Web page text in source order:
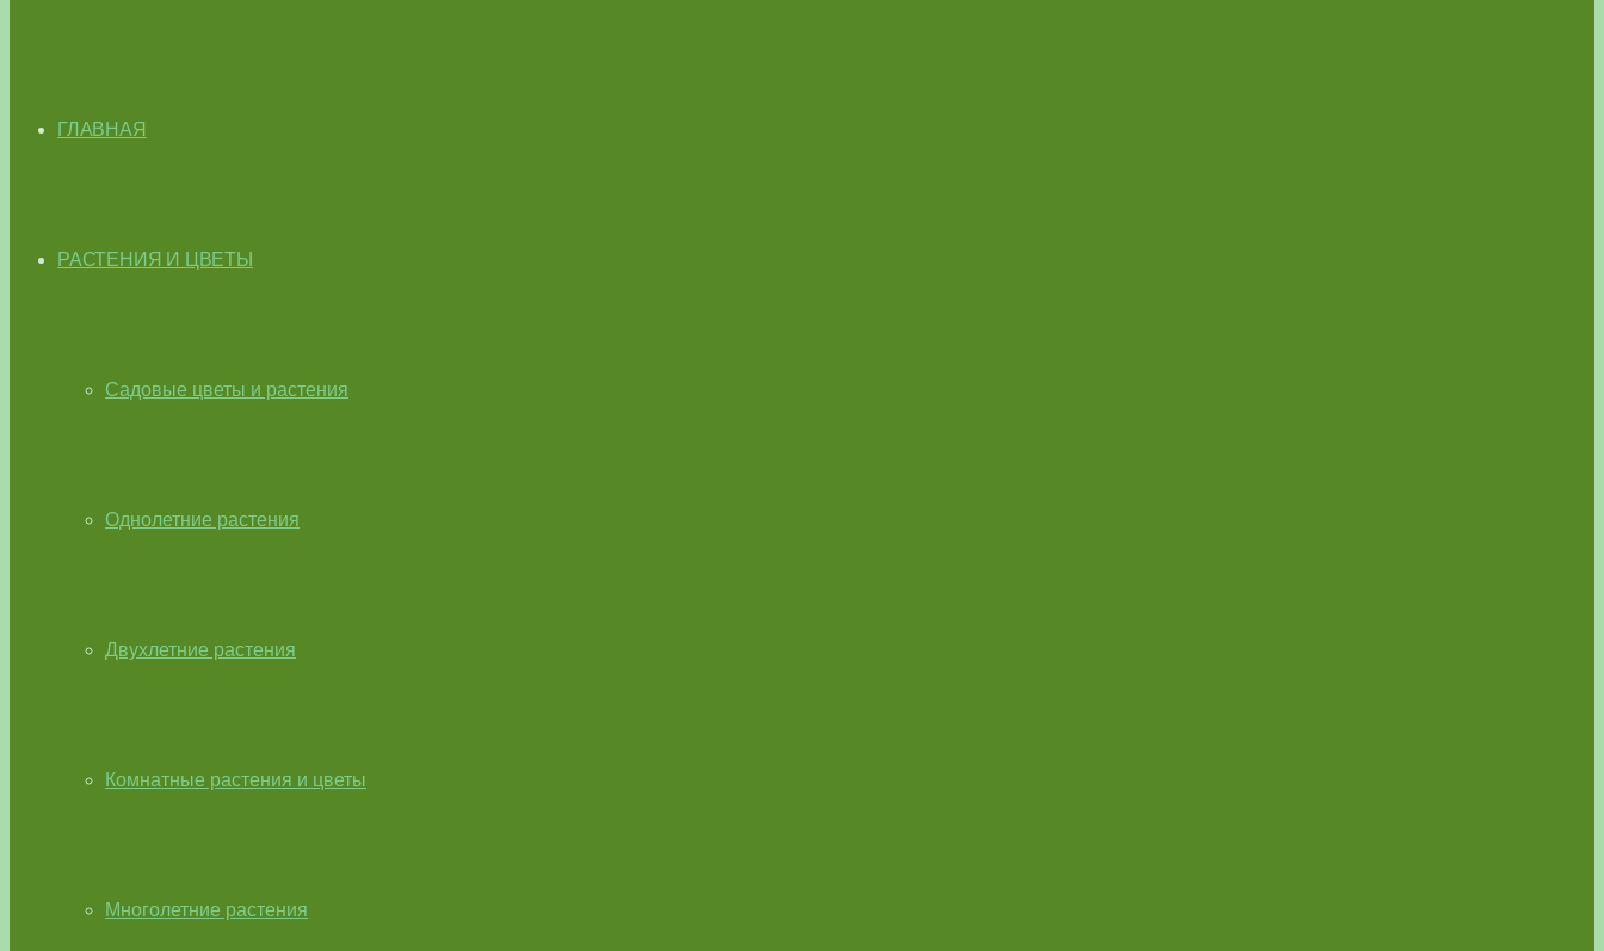
ГЛАВНАЯ
РАСТЕНИЯ И ЦВЕТЫ
Садовые цветы и растения
Однолетние растения
Двухлетние растения
Комнатные растения и цветы
Многолетние растения